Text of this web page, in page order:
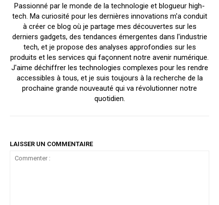
Passionné par le monde de la technologie et blogueur high-
tech. Ma curiosité pour les dernières innovations m'a conduit
à créer ce blog où je partage mes découvertes sur les
derniers gadgets, des tendances émergentes dans l'industrie
tech, et je propose des analyses approfondies sur les
produits et les services qui façonnent notre avenir numérique.
J'aime déchiffrer les technologies complexes pour les rendre
accessibles à tous, et je suis toujours à la recherche de la
prochaine grande nouveauté qui va révolutionner notre
quotidien.
LAISSER UN COMMENTAIRE